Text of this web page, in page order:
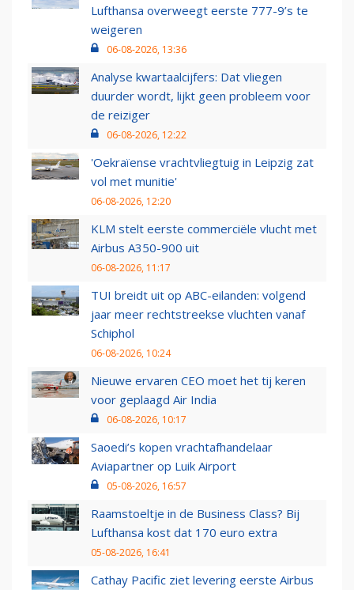
Lufthansa overweegt eerste 777-9’s te
weigeren
06-08-2026, 13:36
Analyse kwartaalcijfers: Dat vliegen
duurder wordt, lijkt geen probleem voor
de reiziger
06-08-2026, 12:22
'Oekraïense vrachtvliegtuig in Leipzig zat
vol met munitie'
06-08-2026, 12:20
KLM stelt eerste commerciële vlucht met
Airbus A350-900 uit
06-08-2026, 11:17
TUI breidt uit op ABC-eilanden: volgend
jaar meer rechtstreekse vluchten vanaf
Schiphol
06-08-2026, 10:24
Nieuwe ervaren CEO moet het tij keren
voor geplaagd Air India
06-08-2026, 10:17
Saoedi’s kopen vrachtafhandelaar
Aviapartner op Luik Airport
05-08-2026, 16:57
Raamstoeltje in de Business Class? Bij
Lufthansa kost dat 170 euro extra
05-08-2026, 16:41
Cathay Pacific ziet levering eerste Airbus